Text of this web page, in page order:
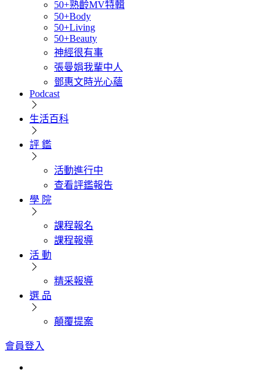
50+熟齡MV特輯
50+Body
50+Living
50+Beauty
神經很有事
張曼娟我輩中人
鄧惠文時光心蘊
Podcast
生活百科
評 鑑
活動進行中
查看評鑑報告
學 院
課程報名
課程報導
活 動
精采報導
選 品
顛覆提案
會員登入